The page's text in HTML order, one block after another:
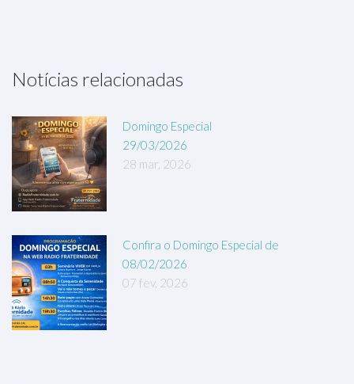
Notícias relacionadas
Domingo Especial
29/03/2026
28 mar, 2026
Confira o Domingo Especial de
08/02/2026
07 fev, 2026